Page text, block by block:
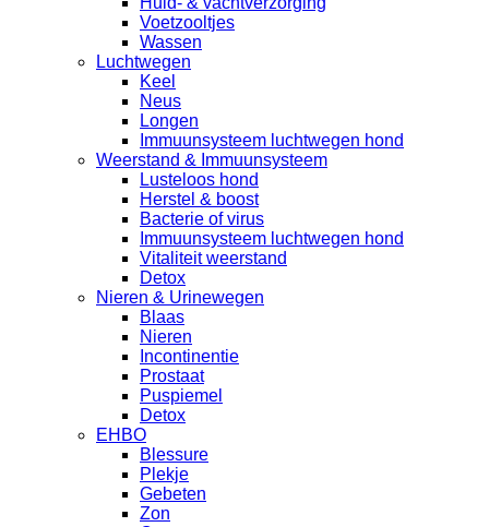
Voetzooltjes
Wassen
Luchtwegen
Keel
Neus
Longen
Immuunsysteem luchtwegen hond
Weerstand & Immuunsysteem
Lusteloos hond
Herstel & boost
Bacterie of virus
Immuunsysteem luchtwegen hond
Vitaliteit weerstand
Detox
Nieren & Urinewegen
Blaas
Nieren
Incontinentie
Prostaat
Puspiemel
Detox
EHBO
Blessure
Plekje
Gebeten
Zon